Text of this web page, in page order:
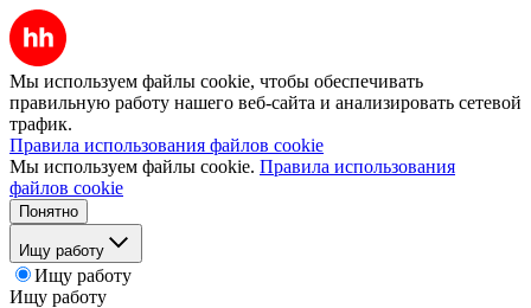
Мы используем файлы cookie, чтобы обеспечивать
правильную работу нашего веб-сайта и анализировать сетевой
трафик.
Правила использования файлов cookie
Мы используем файлы cookie. Правила использования
файлов cookie
Понятно
Ищу работу
Ищу работу
Ищу работу